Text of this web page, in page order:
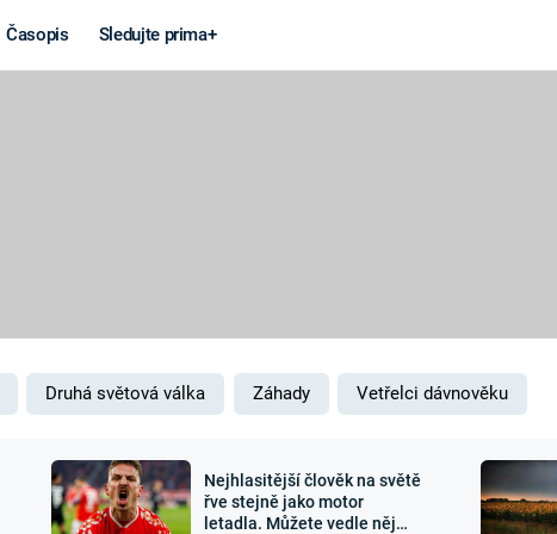
Časopis Sledujte prima+
MARS
Záhady a
Zajímavosti
Druhá světová válka Záhady Vetřelci dávnověku
Nejhlasitější člověk na světě
řve stejně jako motor
letadla. Můžete vedle něj